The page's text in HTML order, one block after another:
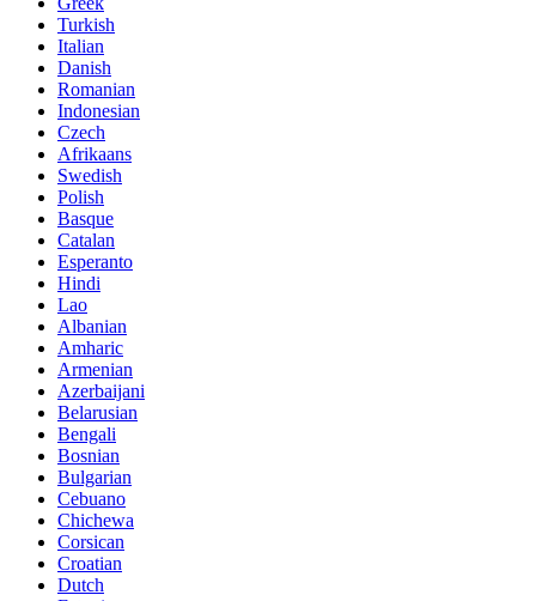
Turkish
Italian
Danish
Romanian
Indonesian
Czech
Afrikaans
Swedish
Polish
Basque
Catalan
Esperanto
Hindi
Lao
Albanian
Amharic
Armenian
Azerbaijani
Belarusian
Bengali
Bosnian
Bulgarian
Cebuano
Chichewa
Corsican
Croatian
Dutch